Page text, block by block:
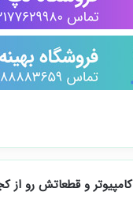
کامپیوتر و قطعاتش رو از